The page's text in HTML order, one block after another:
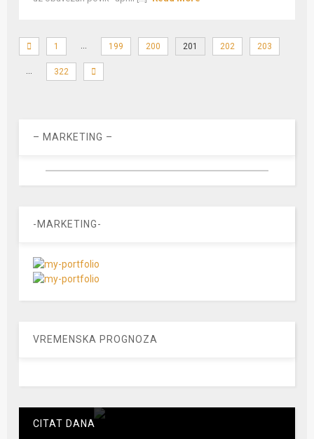
1 … 199 200 201 202 203
… 322
– MARKETING –
-MARKETING-
VREMENSKA PROGNOZA
CITAT DANA